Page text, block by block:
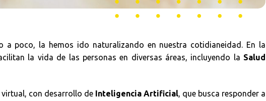
poco, la hemos ido naturalizando en nuestra cotidianeidad. En la
la vida de las personas en diversas áreas, incluyendo la Salud
con desarrollo de Inteligencia Artificial, que busca responder a